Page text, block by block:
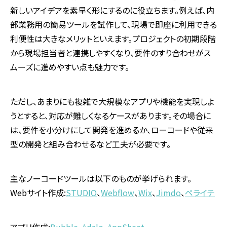
新しいアイデアを素早く形にするのに役立ちます。例えば、内
部業務用の簡易ツールを試作して、現場で即座に利用できる
利便性は大きなメリットといえます。プロジェクトの初期段階
から現場担当者と連携しやすくなり、要件のすり合わせがス
ムーズに進めやすい点も魅力です。
ただし、あまりにも複雑で大規模なアプリや機能を実現しよ
うとすると、対応が難しくなるケースがあります。その場合に
は、要件を小分けにして開発を進めるか、ローコードや従来
型の開発と組み合わせるなど工夫が必要です。
主なノーコードツールは以下のものが挙げられます。
Webサイト作成:STUDIO、Webflow、Wix、Jimdo、ペライチ